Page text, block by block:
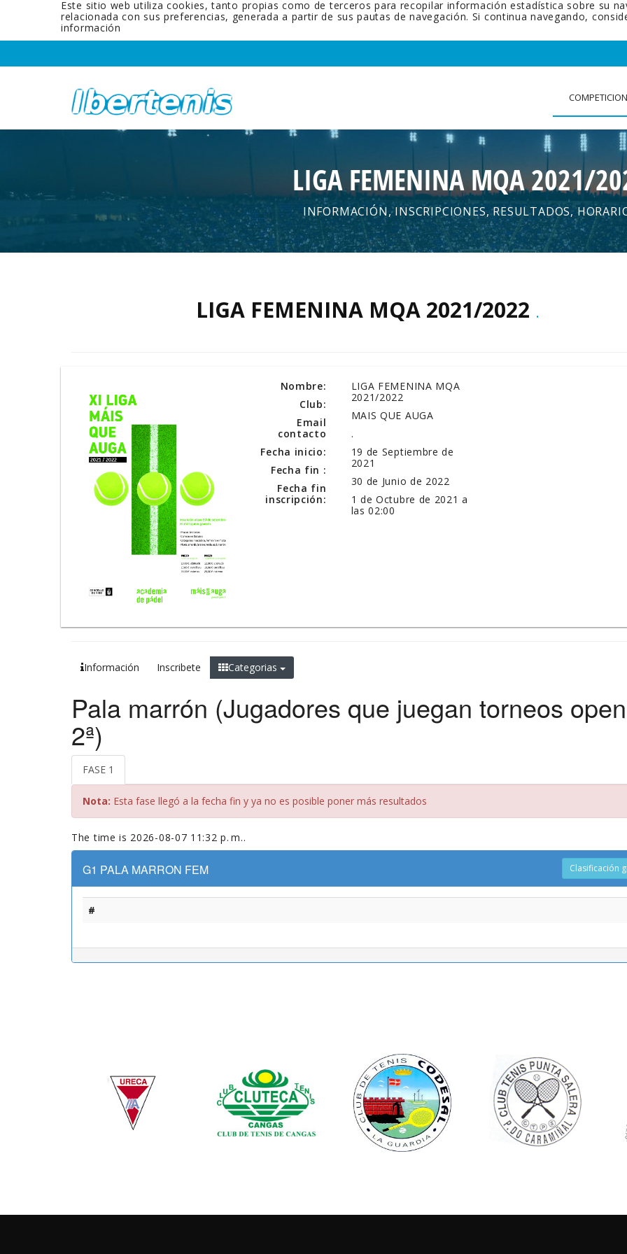
Este sitio web utiliza cookies, tanto propias como de terceros para recopilar información estadística sobre su
relacionada con sus preferencias, generada a partir de sus pautas de navegación. Si continua navegando,
información
LIGA FEMENINA MQA 2021/
INFORMACIÓN, INSCRIPCIONES, RESULTADOS,
LIGA FEMENINA MQA 2021/2022 .
Nombre:
Club:
Email
contacto
Fecha inicio:
Fecha fin :
Fecha fin
inscripción:
LIGA FEMENINA MQA
2021/2022
MAIS QUE AUGA
.
19 de Septiembre de
2021
30 de Junio de 2022
1 de Octubre de 2021 a
las 02:00
Información Inscribete Categorias
Pala marrón (Jugadores que juegan torneos
2ª)
FASE 1
Nota: Esta fase llegó a la fecha fin y ya no es posible poner más resultados
The time is 2026-08-07 11:32 p. m..
G1 PALA MARRON FEM Clasificación
#